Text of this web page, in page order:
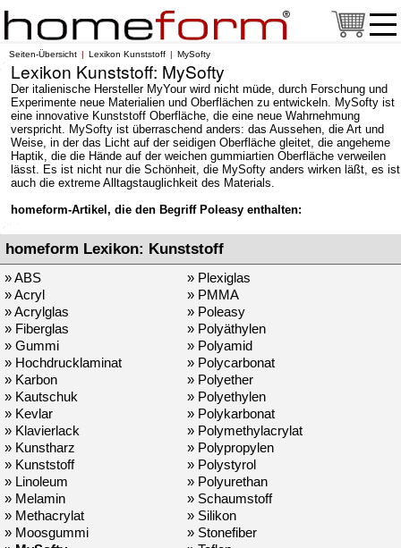
Seiten-Übersicht Lexikon Kunststoff MySofty
Lexikon Kunststoff: MySofty
Der italienische Hersteller MyYour wird nicht müde, durch Forschung und
Experimente neue Materialien und Oberflächen zu entwickeln. MySofty ist
eine innovative Kunststoff Oberfläche, die eine neue Wahrnehmung
verspricht. MySofty ist überraschend anders: das Aussehen, die Art und
Weise, in der das Licht auf der seidigen Oberfläche gleitet, die angeheme
Haptik, die die Hände auf der weichen gummiartien Oberfläche verweilen
lässt. Es ist nicht nur die Schönheit, die MySofty anders wirken läßt, es ist
auch die extreme Alltagstauglichkeit des Materials.
homeform-Artikel, die den Begriff Poleasy enthalten:
homeform Lexikon: Kunststoff
» ABS
» Acryl
» Acrylglas
» Fiberglas
» Gummi
» Hochdrucklaminat
» Karbon
» Kautschuk
» Kevlar
» Klavierlack
» Kunstharz
» Kunststoff
» Linoleum
» Melamin
» Methacrylat
» Moosgummi
» Plexiglas
» PMMA
» Poleasy
» Polyäthylen
» Polyamid
» Polycarbonat
» Polyether
» Polyethylen
» Polykarbonat
» Polymethylacrylat
» Polypropylen
» Polystyrol
» Polyurethan
» Schaumstoff
» Silikon
» Stonefiber